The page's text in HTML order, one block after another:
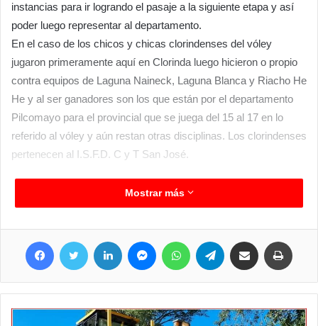
instancias para ir logrando el pasaje a la siguiente etapa y así
poder luego representar al departamento.
En el caso de los chicos y chicas clorindenses del vóley
jugaron primeramente aquí en Clorinda luego hicieron o propio
contra equipos de Laguna Naineck, Laguna Blanca y Riacho He
He y al ser ganadores son los que están por el departamento
Pilcomayo para el provincial que se juega del 15 al 17 en lo
referido al vóley y aún restan otras disciplinas. Los clorindenses
pertenecen al I.S.F.D. C y T San José.
Mostrar más
Facebook Twitter LinkedIn MessengerWhatsApp Telegram Compartir por correo electrónico